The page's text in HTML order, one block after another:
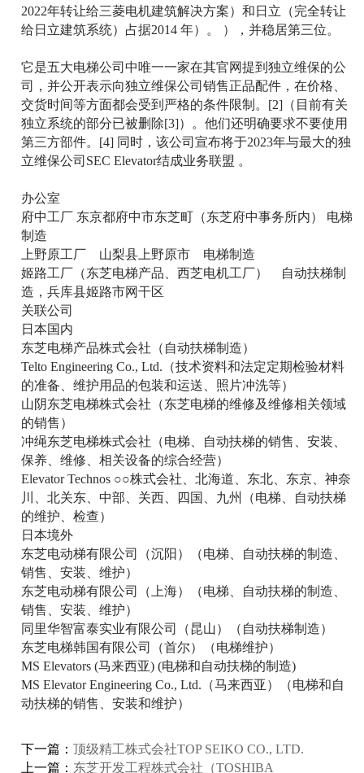
2022年转让给三菱电机建筑解决方案）和日立（完全转让
给日立建筑系统）占据2014 年）。 ），并稳居第三位。
它是五大电梯公司中唯一一家在其官网提到独立维保的公
司，并公开表示向独立维保公司销售正品配件，在价格、
交货时间等方面都会受到严格的条件限制。[2]（目前有关
独立系统的部分已被删除[3]）。他们还明确要求不要使用
第三方部件。[4] 同时，该公司宣布将于2023年与最大的独
立维保公司SEC Elevator结成业务联盟 。
办公室
府中工厂 东京都府中市东芝町（东芝府中事务所内） 电梯
制造
上野原工厂 山梨县上野原市 电梯制造
姬路工厂（东芝电梯产品、西芝电机工厂） 自动扶梯制
造，兵库县姬路市网干区
关联公司
日本国内
东芝电梯产品株式会社（自动扶梯制造）
Telto Engineering Co., Ltd.（技术资料和法定定期检验材料
的准备、维护用品的包装和运送、照片冲洗等）
山阴东芝电梯株式会社（东芝电梯的维修及维修相关领域
的销售）
冲绳东芝电梯株式会社（电梯、自动扶梯的销售、安装、
保养、维修、相关设备的综合经营）
Elevator Technos ○○株式会社、北海道、东北、东京、神奈
川、北关东、中部、关西、四国、九州（电梯、自动扶梯
的维护、检查）
日本境外
东芝电动梯有限公司（沉阳）（电梯、自动扶梯的制造、
销售、安装、维护）
东芝电动梯有限公司（上海）（电梯、自动扶梯的制造、
销售、安装、维护）
同里华智富泰实业有限公司（昆山）（自动扶梯制造）
东芝电梯韩国有限公司（首尔）（电梯维护）
MS Elevators (马来西亚) (电梯和自动扶梯的制造)
MS Elevator Engineering Co., Ltd.（马来西亚）（电梯和自
动扶梯的销售、安装和维护）
下一篇： 顶级精工株式会社TOP SEIKO CO., LTD.
上一篇： 东芝开发工程株式会社（TOSHIBA